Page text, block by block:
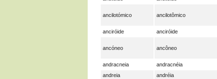
ancilotómico ancilotômico
anciróide anciróide
ancóneo ancôneo
andracneia
andracnéia
andreia
andréia